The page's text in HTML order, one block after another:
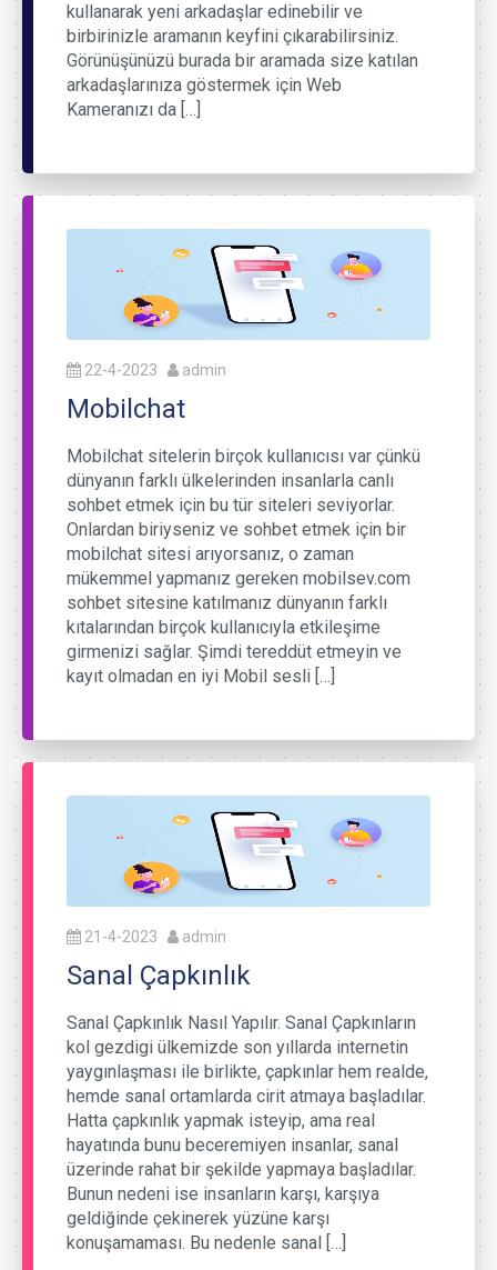
kullanarak yeni arkadaşlar edinebilir ve
birbirinizle aramanın keyfini çıkarabilirsiniz.
Görünüşünüzü burada bir aramada size katılan
arkadaşlarınıza göstermek için Web
Kameranızı da […]
22-4-2023 admin
Mobilchat
Mobilchat sitelerin birçok kullanıcısı var çünkü
dünyanın farklı ülkelerinden insanlarla canlı
sohbet etmek için bu tür siteleri seviyorlar.
Onlardan biriyseniz ve sohbet etmek için bir
mobilchat sitesi arıyorsanız, o zaman
mükemmel yapmanız gereken mobilsev.com
sohbet sitesine katılmanız dünyanın farklı
kıtalarından birçok kullanıcıyla etkileşime
girmenizi sağlar. Şimdi tereddüt etmeyin ve
kayıt olmadan en iyi Mobil sesli […]
21-4-2023 admin
Sanal Çapkınlık
Sanal Çapkınlık Nasıl Yapılır. Sanal Çapkınların
kol gezdigi ülkemizde son yıllarda internetin
yaygınlaşması ile birlikte, çapkınlar hem realde,
hemde sanal ortamlarda cirit atmaya başladılar.
Hatta çapkınlık yapmak isteyip, ama real
hayatında bunu beceremiyen insanlar, sanal
üzerinde rahat bir şekilde yapmaya başladılar.
Bunun nedeni ise insanların karşı, karşıya
geldiğinde çekinerek yüzüne karşı
konuşamaması. Bu nedenle sanal […]